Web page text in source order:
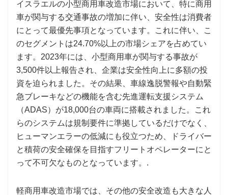
イスラエルの小型商用車改造市場において、特に商用
車が関与する交通事故の増加に伴い、安全性は消費者
にとって最優先事項となっています。これに伴い、こ
のセグメントは24.70%以上の市場シェアを占めてい
ます。2023年には、小型商用車が関与する事故が
3,500件以上報告され、企業は安全性向上に多額の投
資を迫られました。その結果、車線逸脱警報や自動緊
急ブレーキなどの機能を含む先進運転支援システム
（ADAS）が18,000台の車両に搭載されました。これ
らのシステムは規制要件に準拠しているだけでなく、
ヒューマンエラーの低減にも役立つため、ドライバー
と積荷の安全確保を目指すフリートオペレーターにと
って不可欠なものとなっています。.
軽商用車改造市場では、その他の安全改造も大きな人